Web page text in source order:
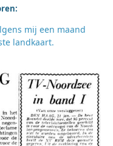
mij een maand
landkaart.